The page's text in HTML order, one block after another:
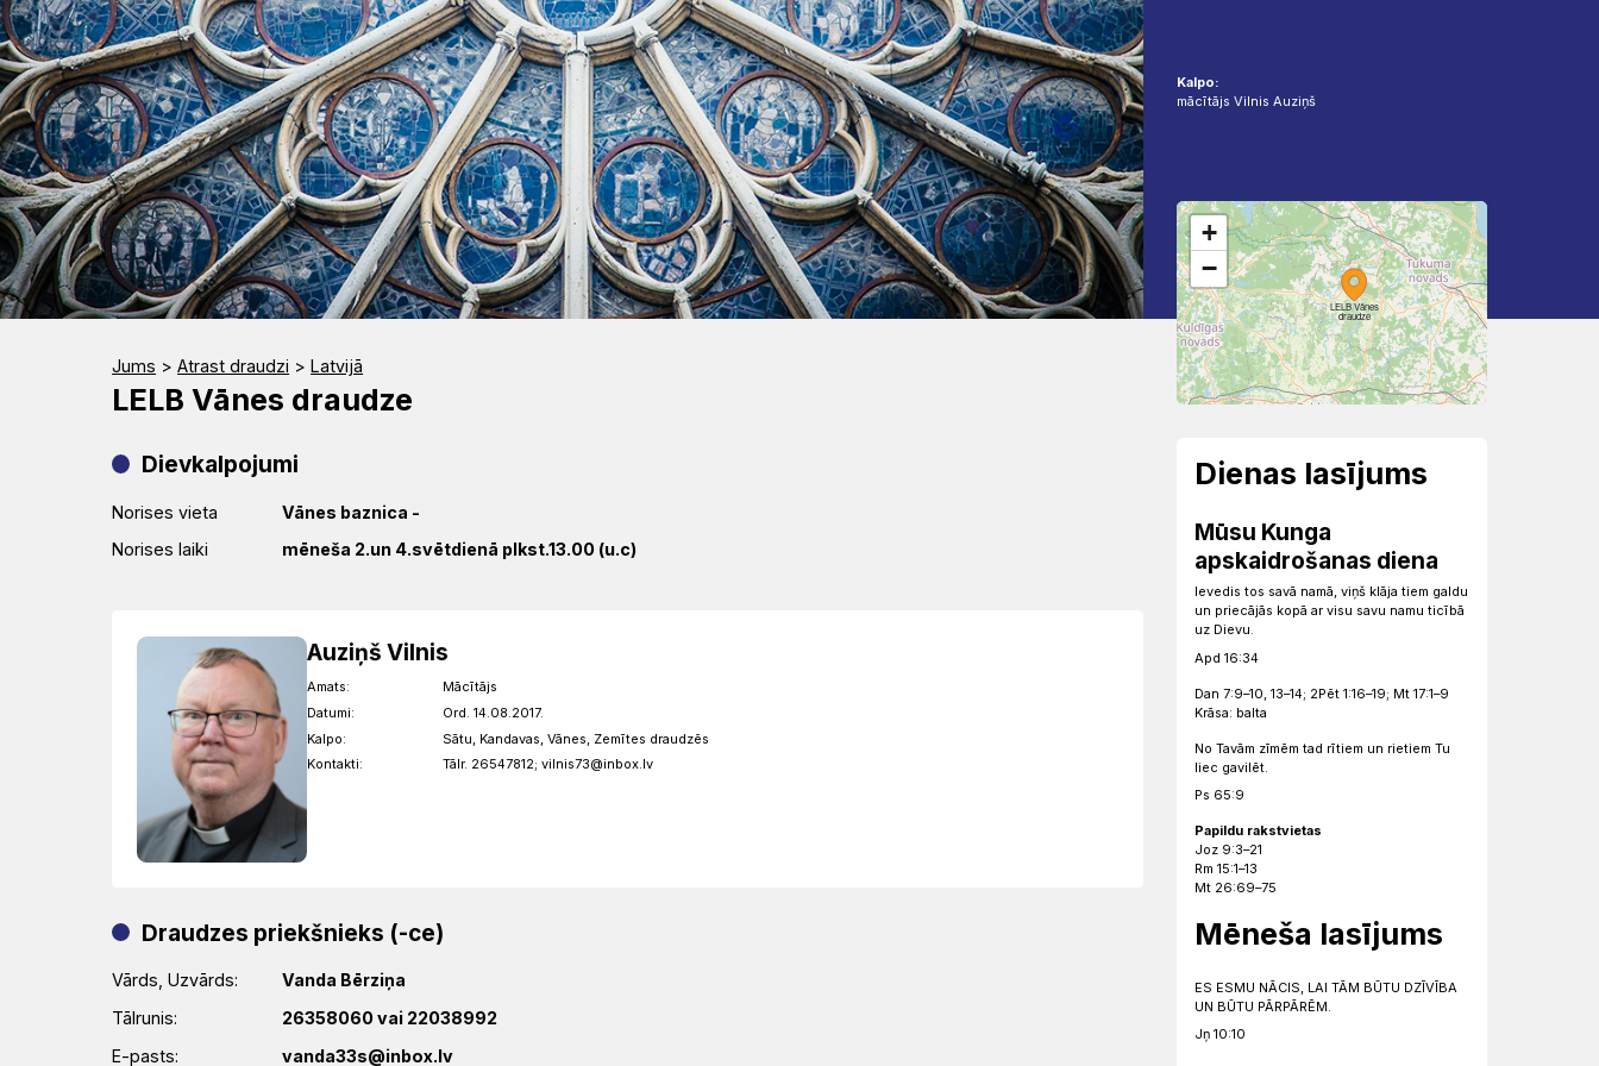
Dievnami
Iepazīsti
kristietību
Misija
Indijā
Rīts
Draudzēm
Kalpo:
mācītājs Vilnis Auziņš
LELB Vānes
draudze
+
−
Jums >Atrast draudzi >Latvijā
LELB Vānes draudze
Dievkalpojumi
Norises vieta Vānes baznica -
Norises laiki
mēneša 2.un 4.svētdienā plkst.13.00 (u.c)
Auziņš Vilnis
Amats:
Mācītājs
Datumi:
Ord. 14.08.2017.
Kalpo:
Sātu, Kandavas, Vānes, Zemītes draudzēs
Kontakti:
Tālr. 26547812; vilnis73@inbox.lv
Draudzes priekšnieks (-ce)
Vārds, Uzvārds:
Vanda Bērziņa
Tālrunis:
26358060 vai 22038992
E-pasts:
vanda33s@inbox.lv
Dienas lasījums
Mūsu Kunga
apskaidrošanas diena
Ievedis tos savā namā, viņš klāja tiem galdu
un priecājās kopā ar visu savu namu ticībā
uz Dievu.
Apd 16:34
Dan 7:9–10, 13–14; 2Pēt 1:16–19; Mt 17:1–9
Krāsa: balta
No Tavām zīmēm tad rītiem un rietiem Tu
liec gavilēt.
Ps 65:9
Papildu rakstvietas
Joz 9:3–21
Rm 15:1–13
Mt 26:69–75
Mēneša lasījums
ES ESMU NĀCIS, LAI TĀM BŪTU DZĪVĪBA
UN BŪTU PĀRPĀRĒM.
Jņ 10:10